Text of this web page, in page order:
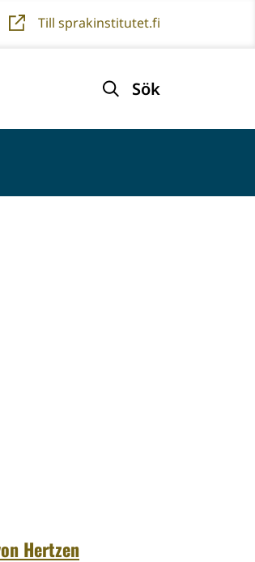
Till sprakinstitutet.fi
Sök
Hertzen